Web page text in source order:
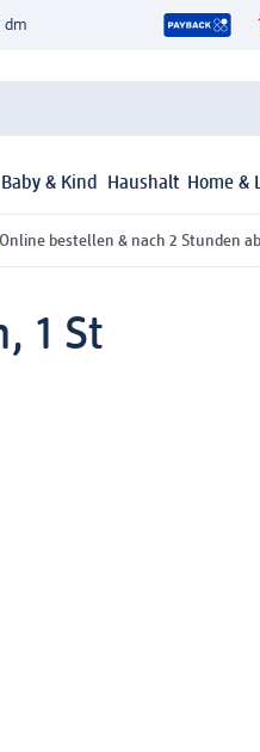
dm
Baby & Kind Haushalt Home &
Online bestellen & nach 2 Stunden
1 St